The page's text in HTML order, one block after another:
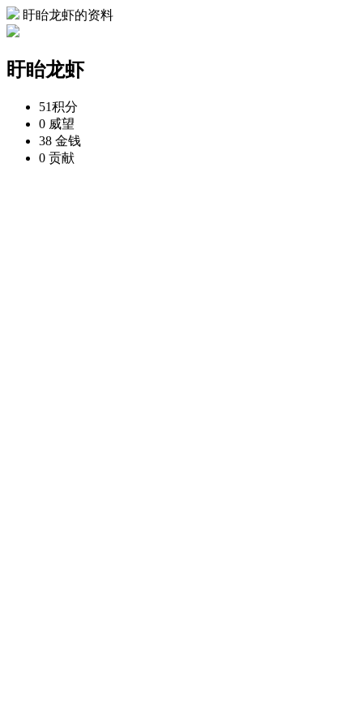
盱眙龙虾的资料
盱眙龙虾
51积分
0 威望
38 金钱
0 贡献